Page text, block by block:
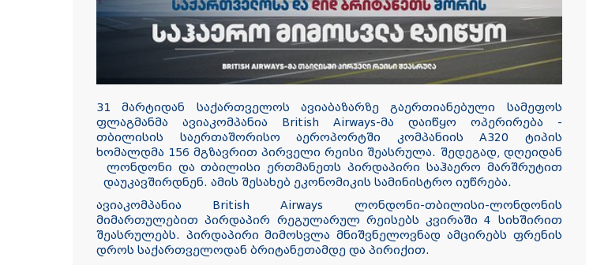
31 მარტიდან საქართველოს ავიაბაზარზე გაერთიანებული სამეფოს
ფლაგმანმა ავიაკომპანია British Airways-მა დაიწყო ოპერირება -
თბილისის საერთაშორისო აეროპორტში კომპანიის A320 ტიპის
ხომალდმა 156 მგზავრით პირველი რეისი შეასრულა. შედეგად, დღეიდან
ლონდონი და თბილისი ერთმანეთს პირდაპირი საჰაერო მარშრუტით
დაუკავშირდნენ. ამის შესახებ ეკონომიკის სამინისტრო იუწრება.
ავიაკომპანია British Airways ლონდონი-თბილისი-ლონდონის
მიმართულებით პირდაპირ რეგულარულ რეისებს კვირაში 4 სიხშირით
შეასრულებს. პირდაპირი მიმოსვლა მნიშვნელოვნად ამცირებს ფრენის
დროს საქართველოდან ბრიტანეთამდე და პირიქით.